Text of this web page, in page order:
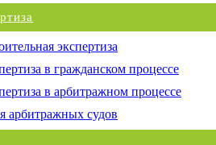
экспертиза
в гражданском процессе
в арбитражном процессе
арбитражных судов